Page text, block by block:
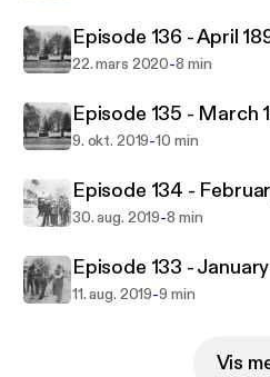
Pond, Library dedication,
get togethers in the Vestry
and simpler times...
Episode 136 - April
22. mars 2020-8 min
Episode 135 - March
9. okt. 2019-10 min
Episode 134 -
30. aug. 2019-8 min
Episode 133 -
11. aug. 2019-9 min
Vis